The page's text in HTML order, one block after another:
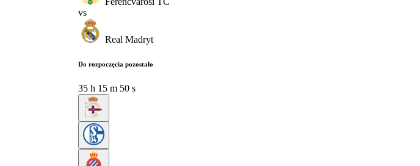
vs
Real Madryt
Do rozpoczęcia pozostało
35 h 15 m 49 s